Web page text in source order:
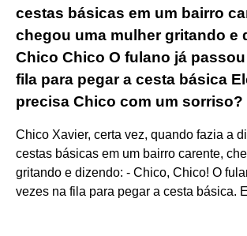
cestas básicas em um bairro
chegou uma mulher gritando e
Chico Chico O fulano já
fila para pegar a cesta básica
precisa Chico com um sorriso?
Chico Xavier, certa vez, quando fazia a
cestas básicas em um bairro carente,
gritando e dizendo: - Chico, Chico! O
vezes na fila para pegar a cesta básica.